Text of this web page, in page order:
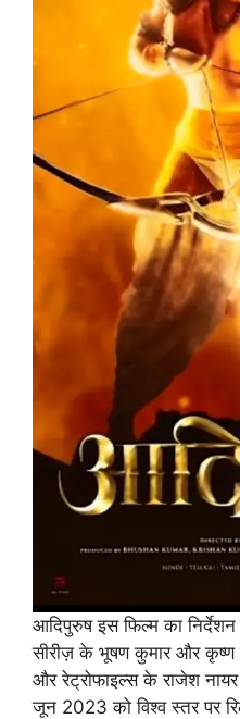
आदिपुरुष इस फिल्म का
सीरीज़ के भूषण कुमार और कृष्ण
और रेट्रोफाइल्स के राजेश नायर
जून 2023 को विश्व स्तर पर